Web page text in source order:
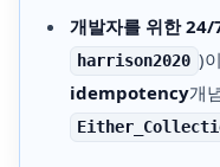
개발자를 위한 24/
harrison2020 )
idempotency개